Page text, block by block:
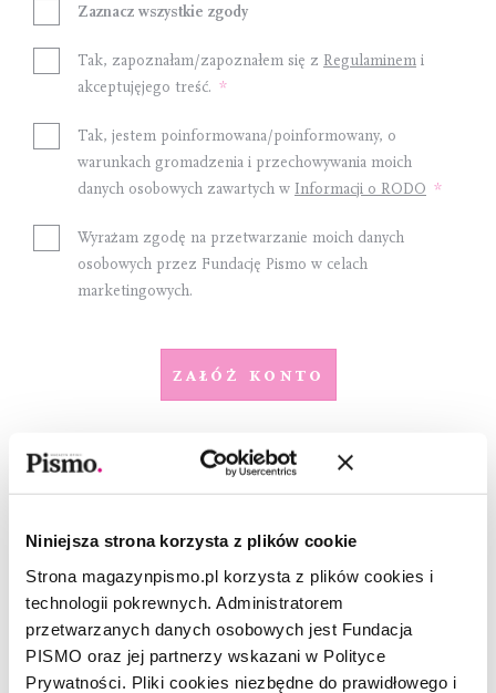
Niniejsza strona korzysta z plików cookie
Strona magazynpismo.pl korzysta z plików cookies i
technologii pokrewnych. Administratorem
przetwarzanych danych osobowych jest Fundacja
PISMO oraz jej partnerzy wskazani w Polityce
Prywatności. Pliki cookies niezbędne do prawidłowego i
Zaznacz wszystkie zgody
Tak, zapoznałam/zapoznałem się z Regulaminem i
akceptujęjego treść.
Tak, jestem poinformowana/poinformowany, o
warunkach gromadzenia i przechowywania moich
danych osobowych zawartych w Informacji o RODO
Wyrażam zgodę na przetwarzanie moich danych
osobowych przez Fundację Pismo w celach
marketingowych.
Załóż konto
Dostawa
Sposób dostawy
Orlen Paczka
Darmowa dostawa